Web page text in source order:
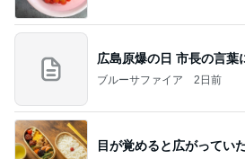
広島原爆の日 市長の言葉
ブルーサファイア 2日前
目が覚めると広がってい